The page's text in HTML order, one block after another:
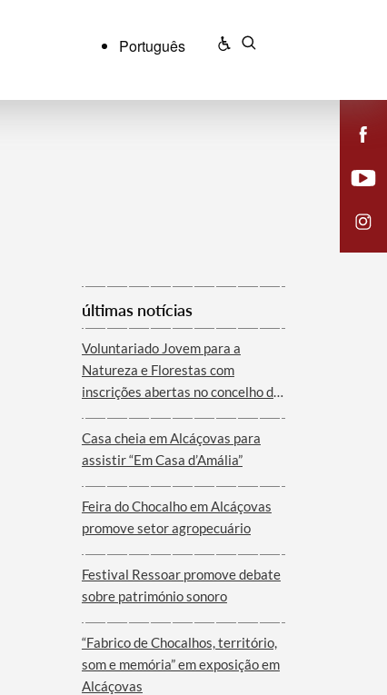
Português
últimas notícias
Voluntariado Jovem para a
Natureza e Florestas com
inscrições abertas no concelho de
Casa cheia em Alcáçovas para
assistir “Em Casa d’Amália”
Feira do Chocalho em Alcáçovas
promove setor agropecuário
Festival Ressoar promove debate
sobre património sonoro
“Fabrico de Chocalhos, território,
som e memória” em exposição em
Alcáçovas